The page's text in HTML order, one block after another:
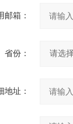
邮箱：
省份：
地址：